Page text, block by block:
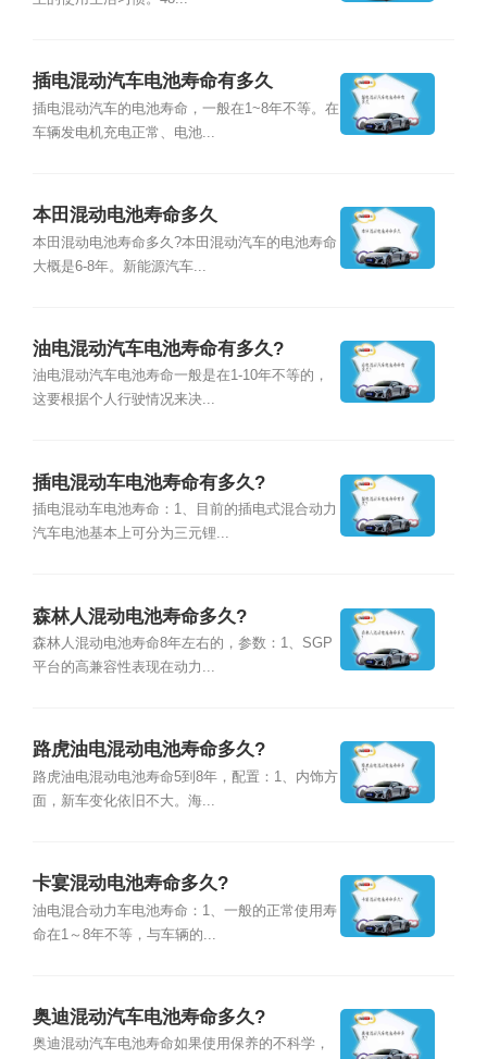
插电混动汽车电池寿命有多久
插电混动汽车的电池寿命，一般在1~8年不等。在
车辆发电机充电正常、电池...
本田混动电池寿命多久
本田混动电池寿命多久?本田混动汽车的电池寿命
大概是6-8年。新能源汽车...
油电混动汽车电池寿命有多久?
油电混动汽车电池寿命一般是在1-10年不等的，
这要根据个人行驶情况来决...
插电混动车电池寿命有多久?
插电混动车电池寿命：1、目前的插电式混合动力
汽车电池基本上可分为三元锂...
森林人混动电池寿命多久?
森林人混动电池寿命8年左右的，参数：1、SGP
平台的高兼容性表现在动力...
路虎油电混动电池寿命多久?
路虎油电混动电池寿命5到8年，配置：1、内饰方
面，新车变化依旧不大。海...
卡宴混动电池寿命多久?
油电混合动力车电池寿命：1、一般的正常使用寿
命在1～8年不等，与车辆的...
奥迪混动汽车电池寿命多久?
奥迪混动汽车电池寿命如果使用保养的不科学，